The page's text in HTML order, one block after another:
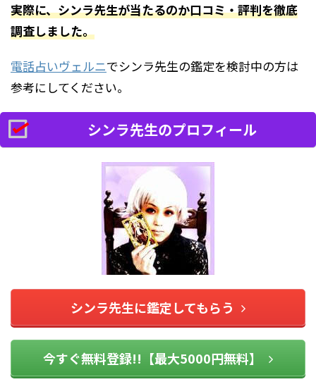
実際に、シンラ先生が当たるのか口コミ・評判を徹底
調査しました。
電話占いヴェルニでシンラ先生の鑑定を検討中の方は
参考にしてください。
シンラ先生のプロフィール
シンラ先生に鑑定してもらう
今すぐ無料登録!!【最大5000円無料】